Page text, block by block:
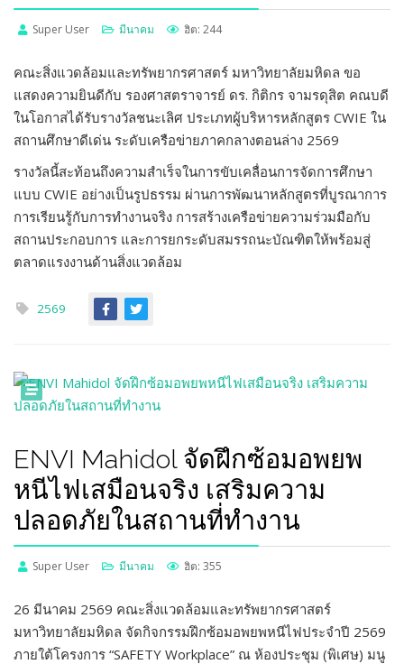
Super User มีนาคม ฮิต: 244
คณะสิ่งแวดล้อมและทรัพยากรศาสตร์ มหาวิทยาลัยมหิดล ขอ
แสดงความยินดีกับ รองศาสตราจารย์ ดร. กิติกร จามรดุสิต คณบดี
ในโอกาสได้รับรางวัลชนะเลิศ ประเภทผู้บริหารหลักสูตร CWIE ใน
สถานศึกษาดีเด่น ระดับเครือข่ายภาคกลางตอนล่าง 2569
รางวัลนี้สะท้อนถึงความสำเร็จในการขับเคลื่อนการจัดการศึกษา
แบบ CWIE อย่างเป็นรูปธรรม ผ่านการพัฒนาหลักสูตรที่บูรณาการ
การเรียนรู้กับการทำงานจริง การสร้างเครือข่ายความร่วมมือกับ
สถานประกอบการ และการยกระดับสมรรถนะบัณฑิตให้พร้อมสู่
ตลาดแรงงานด้านสิ่งแวดล้อม
2569
ENVI Mahidol จัดฝึกซ้อมอพยพ
หนีไฟเสมือนจริง เสริมความ
ปลอดภัยในสถานที่ทำงาน
Super User มีนาคม ฮิต: 355
26 มีนาคม 2569 คณะสิ่งแวดล้อมและทรัพยากรศาสตร์
มหาวิทยาลัยมหิดล จัดกิจกรรมฝึกซ้อมอพยพหนีไฟประจำปี 2569
ภายใต้โครงการ “SAFETY Workplace” ณ ห้องประชุม (พิเศษ) มนู